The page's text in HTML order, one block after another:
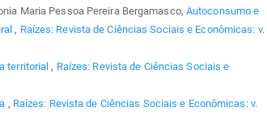
Maria Pessoa Pereira Bergamasco, Autoconsumo e
, Raízes: Revista de Ciências Sociais e Econômicas: v.
territorial, Raízes: Revista de Ciências Sociais e
, Raízes: Revista de Ciências Sociais e Econômicas: v.